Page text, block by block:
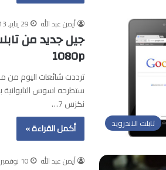
تابلت الاندرويد
أيمن عبد الله 29 يناير, 2013
1080p
ترددت شائعات اليوم من
ستطرحه اسوس
نكزس 7…
أكمل القراءة »
أيمن عبد الله 10 نوفمبر, 2012